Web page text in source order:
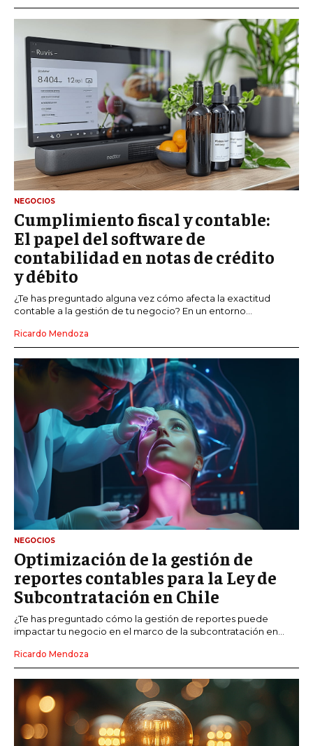
NEGOCIOS
Cumplimiento fiscal y contable:
El papel del software de
contabilidad en notas de crédito
y débito
¿Te has preguntado alguna vez cómo afecta la exactitud
contable a la gestión de tu negocio? En un entorno...
Ricardo Mendoza
NEGOCIOS
Optimización de la gestión de
reportes contables para la Ley de
Subcontratación en Chile
¿Te has preguntado cómo la gestión de reportes puede
impactar tu negocio en el marco de la subcontratación en...
Ricardo Mendoza